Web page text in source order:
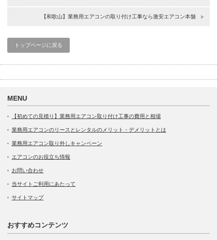
【和歌山】業務用エアコンの取り付け工事なら激安エアコン本舗
トップページに戻る
MENU
【初めての見積り】業務用エアコン取り付け工事の費用と相場
業務用エアコンのリースとレンタルのメリット・デメリットとは
業務用エアコン取り外しキャンペーン
エアコンのお役立ち情報
お問い合わせ
当サイトご利用にあたって
サイトマップ
おすすめコンテンツ